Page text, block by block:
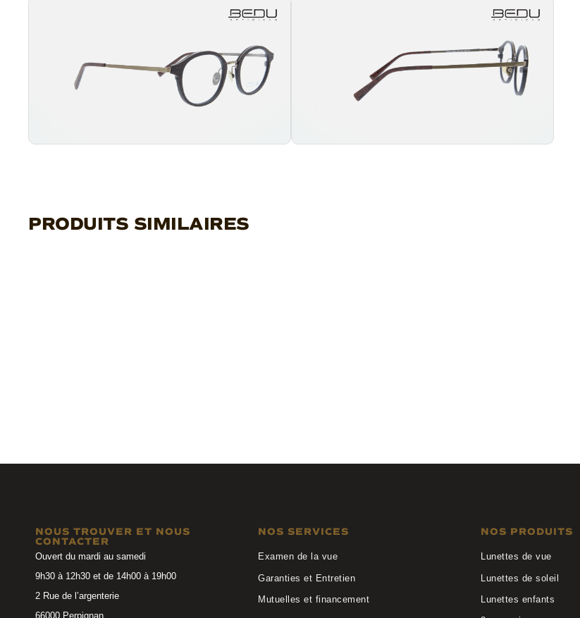
PRODUITS SIMILAIRES
NOUS TROUVER ET NOUS
CONTACTER
Ouvert du mardi au samedi
9h30 à 12h30 et de 14h00 à 19h00
2 Rue de l’argenterie
66000 Perpignan
NOS SERVICES
Examen de la vue
Garanties et Entretien
Mutuelles et financement
NOS PRODUITS
Lunettes de vue
Lunettes de soleil
Lunettes enfants